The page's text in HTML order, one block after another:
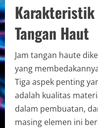
Karakteristik
Tangan Haut
Jam tangan haute
yang
Tiga aspek penting
adalah kualitas
dalam pembuatan,
masing elemen ini